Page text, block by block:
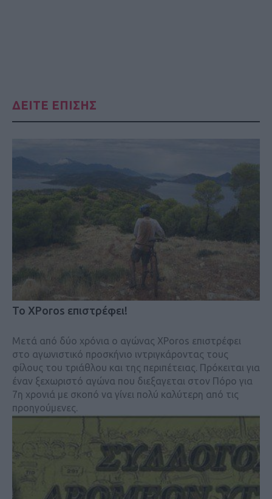
ΔΕΙΤΕ ΕΠΙΣΗΣ
To XPoros επιστρέφει!
Μετά από δύο χρόνια ο αγώνας XPoros επιστρέφει
στο αγωνιστικό προσκήνιο ιντριγκάροντας τους
φίλους του τριάθλου και της περιπέτειας. Πρόκειται για
έναν ξεχωριστό αγώνα που διεξαγεται στον Πόρο για
7η χρονιά με σκοπό να γίνει πολύ καλύτερη από τις
προηγούμενες.